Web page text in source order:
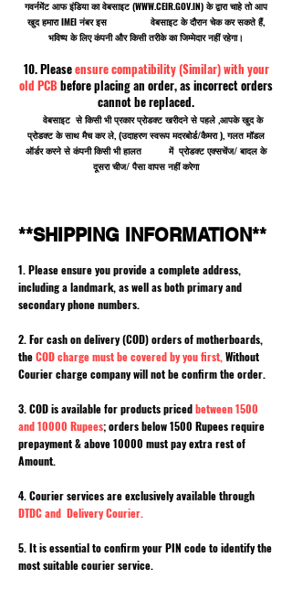
गवर्नमेंट आफ इंडिया का वेबसाइट (WWW.CEIR.GOV.IN) के द्वारा चाहे तो आप
खुद हमारा IMEI नंबर इस वेबसाइट के दौरान चेक कर सकते हैं,
भविष्य के लिए कंपनी और किसी तरीके का जिम्मेदार नहीं रहेगा।
10. Pleaseensure compatibility (Similar) with your
old PCBbefore placing an order, as incorrect orders
cannot be replaced.
वेबसाइट से किसी भी प्रकार प्रोडक्ट खरीदने से पहले ,आपके खुद के
प्रोडक्ट के साथ मैच कर ले, (उदाहरण स्वरूप मदरबोर्ड/कैमरा ), गलत मॉडल
ऑर्डर करने से कंपनी किसी भी हालत में प्रोडक्ट एक्सचेंज/ बादल के
दूसरा चीज/ पैसा वापस नहीं करेगा
**SHIPPING INFORMATION**
1. Please ensure you provide a complete address,
including a landmark, as well as both primary and
secondary phone numbers.
2. For cash on delivery (COD) orders of motherboards,
theCOD charge must be covered by you first, Without
Courier charge company will not be confirm the order.
3. COD is available for products pricedbetween 1500
and 10000 Rupees; orders below 1500 Rupees require
prepayment & above 10000 must pay extra rest of
Amount.
4. Courier services are exclusively available through
DTDC and Delivery Courier.
5. It is essential to confirm your PIN code to identify the
most suitable courier service.